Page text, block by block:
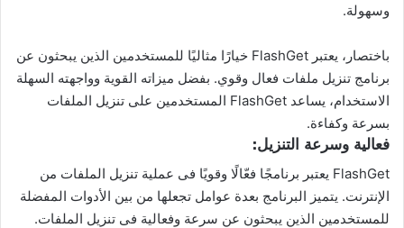
وسهولة.
باختصار، يعتبر FlashGet خيارًا مثاليًا للمستخدمين الذين يبحثون عن
برنامج تنزيل ملفات فعال وقوي. بفضل ميزاته القوية وواجهته السهلة
الاستخدام، يساعد FlashGet المستخدمين على تنزيل الملفات
بسرعة وكفاءة.
فعالية وسرعة التنزيل:
FlashGet يعتبر برنامجًا فعّالًا وقويًا فى عملية تنزيل الملفات من
الإنترنت. يتميز البرنامج بعدة عوامل تجعلها من بين الأدوات المفضلة
للمستخدمين الذين يبحثون عن سرعة وفعالية فى تنزيل الملفات.